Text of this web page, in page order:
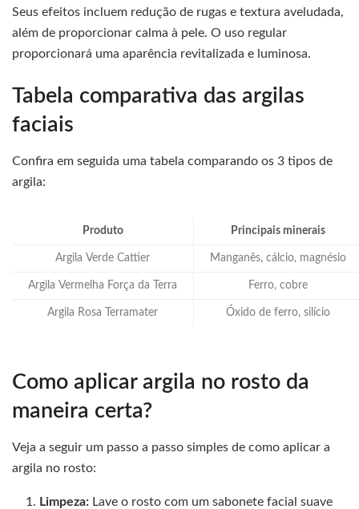
Seus efeitos incluem redução de rugas e textura aveludada,
além de proporcionar calma à pele. O uso regular
proporcionará uma aparência revitalizada e luminosa.
Tabela comparativa das argilas
faciais
Confira em seguida uma tabela comparando os 3 tipos de
argila:
Produto Principais minerais
Argila Verde Cattier Manganês, cálcio, magnésio
Argila Vermelha Força da Terra Ferro, cobre
Argila Rosa Terramater Óxido de ferro, silício
Como aplicar argila no rosto da
maneira certa?
Veja a seguir um passo a passo simples de como aplicar a
argila no rosto:
Limpeza: Lave o rosto com um sabonete facial suave